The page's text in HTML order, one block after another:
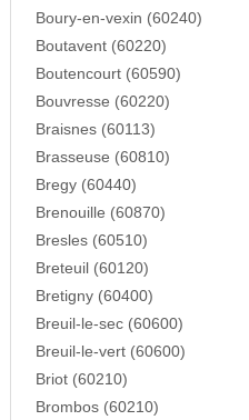
Boury-en-vexin (60240)
Boutavent (60220)
Boutencourt (60590)
Bouvresse (60220)
Braisnes (60113)
Brasseuse (60810)
Bregy (60440)
Brenouille (60870)
Bresles (60510)
Breteuil (60120)
Bretigny (60400)
Breuil-le-sec (60600)
Breuil-le-vert (60600)
Briot (60210)
Brombos (60210)